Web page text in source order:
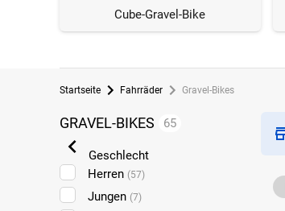
Cube-Gravel-Bike
Startseite Fahrräder Gravel-Bikes
GRAVEL-BIKES 65
Geschlecht
Herren (57)
Jungen (7)